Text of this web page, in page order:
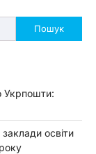
Пошук
Укрпошти:
освіти